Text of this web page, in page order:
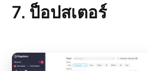
7. ป็อปสเตอร์